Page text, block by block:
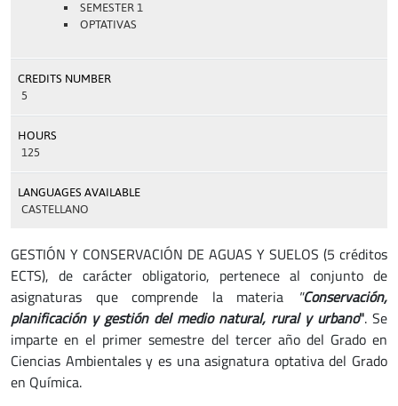
SEMESTER 1
OPTATIVAS
CREDITS NUMBER
5
HOURS
125
LANGUAGES AVAILABLE
CASTELLANO
GESTIÓN Y CONSERVACIÓN DE AGUAS Y SUELOS (5 créditos
ECTS), de carácter obligatorio, pertenece al conjunto de
asignaturas que comprende la materia
"Conservación,
planificación y gestión del medio natural, rural y urbano". Se
imparte en el primer semestre del tercer año del Grado en
Ciencias Ambientales y es una asignatura optativa del Grado
en Química.